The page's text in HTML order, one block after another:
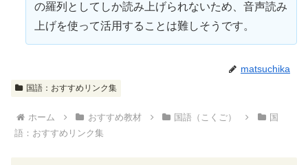
の羅列としてしか読み上げられないため、音声読み
上げを使って活用することは難しそうです。
matsuchika
国語：おすすめリンク集
ホーム おすすめ教材 国語（こくご）
国
語：おすすめリンク集